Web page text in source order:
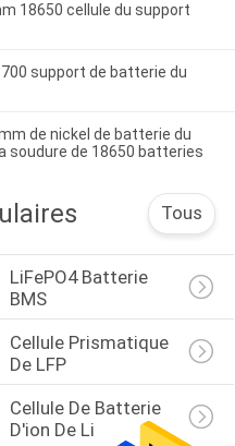
18650 cellule du support
support de batterie du
de nickel de batterie du
soudure de 18650 batteries
Tous
LiFePO4 Batterie
BMS
Cellule Prismatique
De LFP
Cellule De Batterie
D'ion De Li